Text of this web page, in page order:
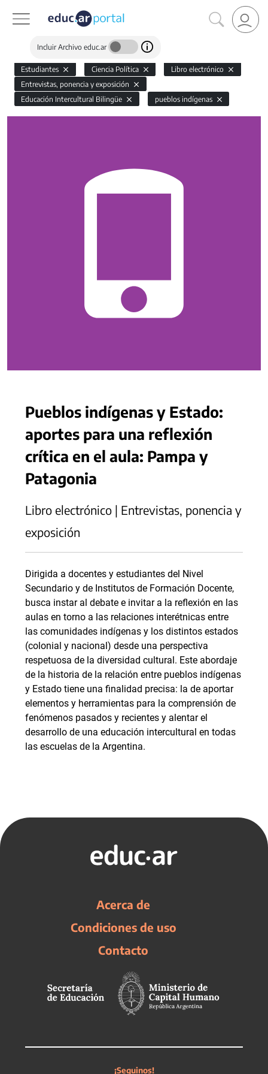
Incluir Archivo educ.ar
Estudiantes Ciencia Política
Libro electrónico
Entrevistas, ponencia y exposición
Educación Intercultural Bilingüe
pueblos indígenas
Pueblos indígenas y Estado:
aportes para una reflexión
crítica en el aula: Pampa y
Patagonia
Libro electrónico | Entrevistas, ponencia y
exposición
Dirigida a docentes y estudiantes del Nivel
Secundario y de Institutos de Formación Docente,
busca instar al debate e invitar a la reflexión en las
aulas en torno a las relaciones interétnicas entre
las comunidades indígenas y los distintos estados
(colonial y nacional) desde una perspectiva
respetuosa de la diversidad cultural. Este abordaje
de la historia de la relación entre pueblos indígenas
y Estado tiene una finalidad precisa: la de aportar
elementos y herramientas para la comprensión de
fenómenos pasados y recientes y alentar el
desarrollo de una educación intercultural en todas
las escuelas de la Argentina.
Acerca de
Condiciones de uso
Contacto
¡Seguinos!